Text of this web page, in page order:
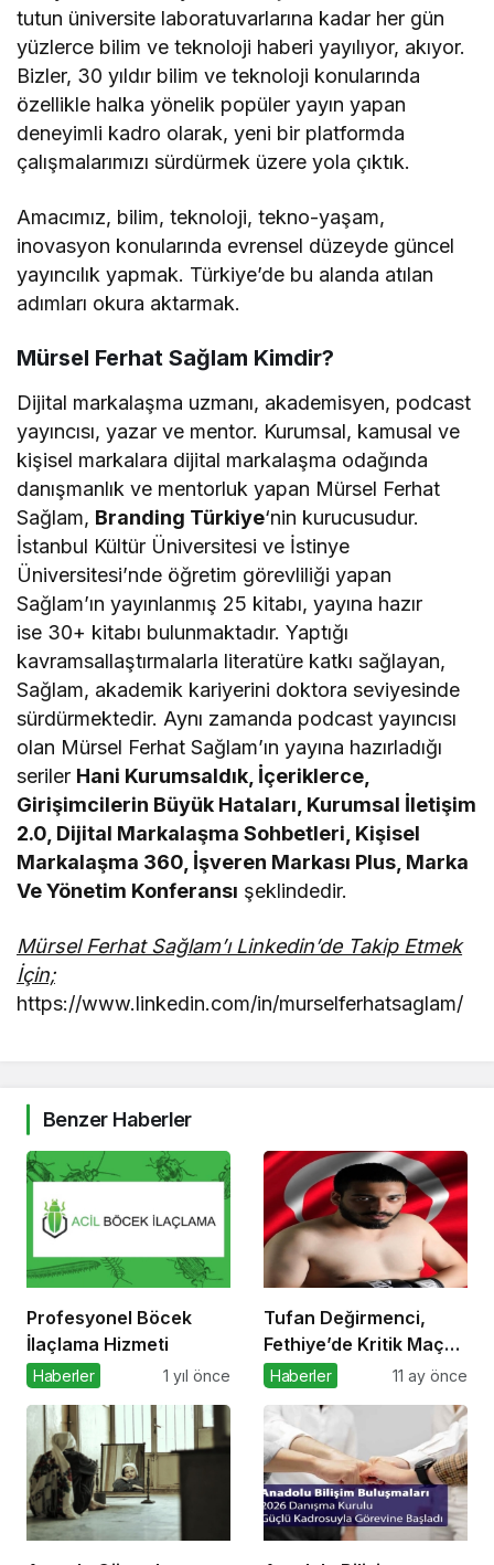
tutun üniversite laboratuvarlarına kadar her gün
yüzlerce bilim ve teknoloji haberi yayılıyor, akıyor.
Bizler, 30 yıldır bilim ve teknoloji konularında
özellikle halka yönelik popüler yayın yapan
deneyimli kadro olarak, yeni bir platformda
çalışmalarımızı sürdürmek üzere yola çıktık.
Amacımız, bilim, teknoloji, tekno-yaşam,
inovasyon konularında evrensel düzeyde güncel
yayıncılık yapmak. Türkiye’de bu alanda atılan
adımları okura aktarmak.
Mürsel Ferhat Sağlam Kimdir?
Dijital markalaşma uzmanı, akademisyen, podcast
yayıncısı, yazar ve mentor. Kurumsal, kamusal ve
kişisel markalara dijital markalaşma odağında
danışmanlık ve mentorluk yapan Mürsel Ferhat
Sağlam, Branding Türkiye‘nin kurucusudur.
İstanbul Kültür Üniversitesi ve İstinye
Üniversitesi’nde öğretim görevliliği yapan
Sağlam’ın yayınlanmış 25 kitabı, yayına hazır
ise 30+ kitabı bulunmaktadır. Yaptığı
kavramsallaştırmalarla literatüre katkı sağlayan,
Sağlam, akademik kariyerini doktora seviyesinde
sürdürmektedir. Aynı zamanda podcast yayıncısı
olan Mürsel Ferhat Sağlam’ın yayına hazırladığı
seriler Hani Kurumsaldık, İçeriklerce,
Girişimcilerin Büyük Hataları, Kurumsal İletişim
2.0, Dijital Markalaşma Sohbetleri, Kişisel
Markalaşma 360, İşveren Markası Plus, Marka
Ve Yönetim Konferansı şeklindedir.
Mürsel Ferhat Sağlam’ı Linkedin’de Takip Etmek
İçin;
https://www.linkedin.com/in/murselferhatsaglam/
Benzer Haberler
Profesyonel Böcek
İlaçlama Hizmeti
Haberler 1 yıl önce
Tufan Değirmenci,
Fethiye’de Kritik Maça
Çıkıyor
Haberler 11 ay önce